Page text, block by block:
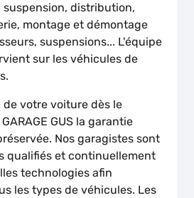
distribution,
montage et démontage
suspensions... L'équipe
sur les véhicules de
votre voiture dès le
GUS la garantie
Nos garagistes sont
qualifiés et continuellement
technologies afin
les types de véhicules. Les